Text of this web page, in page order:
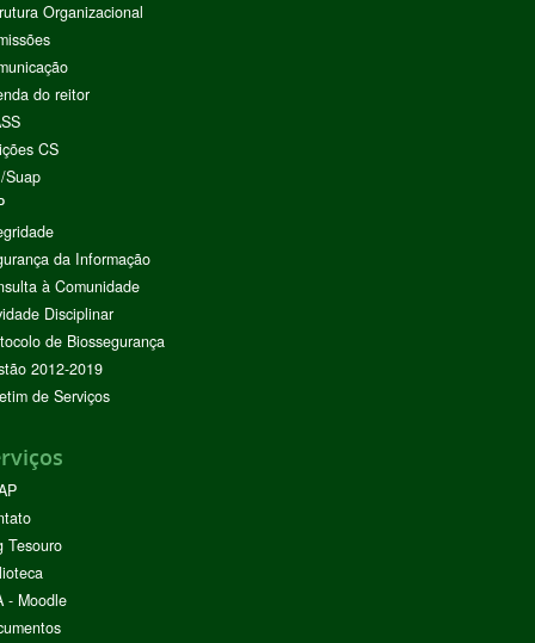
Organizacional
do reitor
CS
Suap
da Informação
à Comunidade
Disciplinar
de Biossegurança
2012-2019
de Serviços
Tesouro
- Moodle